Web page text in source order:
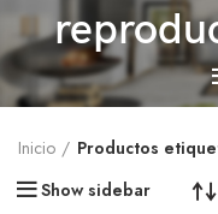
Inicio
Productos
Show sidebar